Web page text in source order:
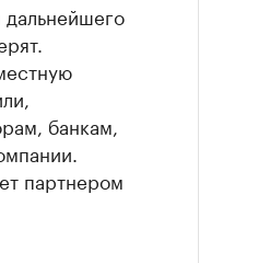
банкам,
партнером